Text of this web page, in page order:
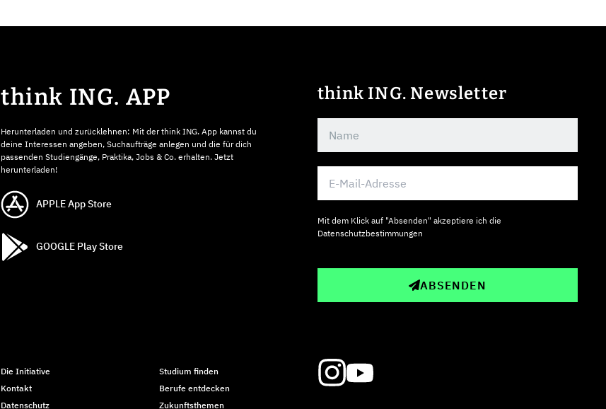
think ING. APP
Herunterladen und zurücklehnen: Mit der think ING. App kannst du
deine Interessen angeben, Suchaufträge anlegen und die für dich
passenden Studiengänge, Praktika, Jobs & Co. erhalten. Jetzt
herunterladen!
APPLE App Store
GOOGLE Play Store
think ING. Newsletter
Mit dem Klick auf "Absenden" akzeptiere ich die
Datenschutzbestimmungen
ABSENDEN
Die Initiative
Kontakt
Datenschutz
Studium finden
Berufe entdecken
Zukunftsthemen